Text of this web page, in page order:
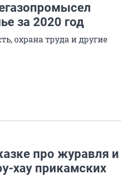
за 2020 год
охрана труда и другие
про журавля и
хау прикамских